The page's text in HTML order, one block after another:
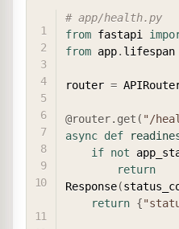
# app/health.py
from fastapi
from app. lifespan
router =
@router. get ( "/
async def
if not
return
Response(
return {